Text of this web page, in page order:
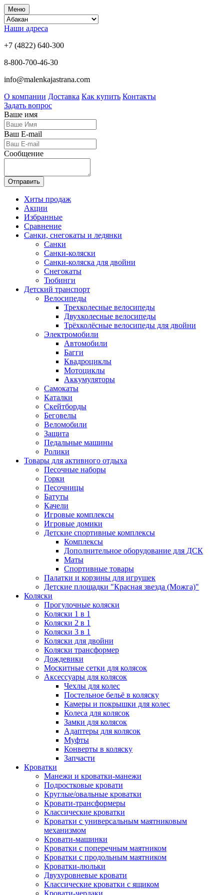
Меню
Наши адреса
+7 (4822) 640-300
8-800-700-46-30
info@malenkajastrana.com
О компании Доставка Как купить Контакты
Задать вопрос
Ваше имя
Ваш E-mail
Сообщение
Отправить
Хиты продаж
Акции
Избранные
Сравнение
Санки, снегокаты и ледянки
Санки
Санки-коляски
Санки-коляска для двойни
Снегокаты
Тюбинги
Детский транспорт
Велосипеды
Трехколесные велосипеды
Двухколесные велосипеды
Трёхколёсные велосипеды для двойни
Электромобили
Автомобили
Багги
Квадроциклы
Мотоциклы
Аккумуляторы
Самокаты
Каталки
Скейтборды
Беговелы
Веломобили
Защита
Педальные машины
Ролики
Товары для активного отдыха
Песочные наборы
Горки
Песочницы
Батуты
Качели
Игровые комплексы
Игровые домики
Детские спортивные комплексы
Комплексы
Дополнительное оборудование для ДСК
Маты
Спортивные товары
Палатки и корзины для игрушек
Детские площадки "Красная звезда (Можга)"
Коляски
Прогулочные коляски
Коляски 1 в 1
Коляски 2 в 1
Коляски 3 в 1
Коляски для двойни
Коляски трансформер
Дождевики
Москитные сетки для колясок
Аксессуары для колясок
Чехлы для колес
Постельное бельё в коляску
Камеры и покрышки для колес
Колеса для колясок
Замки для колясок
Адаптеры для колясок
Муфты
Конверты в коляску
Запчасти
Кроватки
Манежи и кроватки-манежи
Подростковые кровати
Круглые/овальные кроватки
Кровати-трансформеры
Классические кроватки
Кроватки с универсальным маятниковым
механизмом
Кровати-машинки
Кроватки с поперечным маятником
Кроватки с продольным маятником
Кроватки-люльки
Двухуровневые кровати
Классические кроватки с ящиком
Кровати-чердаки